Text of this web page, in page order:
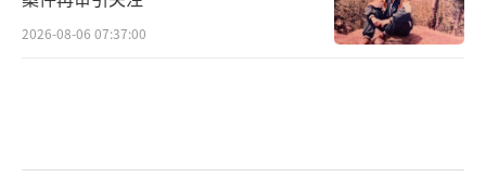
2026-08-06 07:37:00